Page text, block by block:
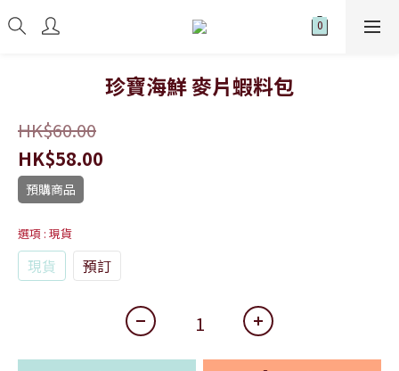
珍寶海鮮 麥片蝦料包
HK$60.00
HK$58.00
預購商品
選項 : 現貨
現貨 預訂